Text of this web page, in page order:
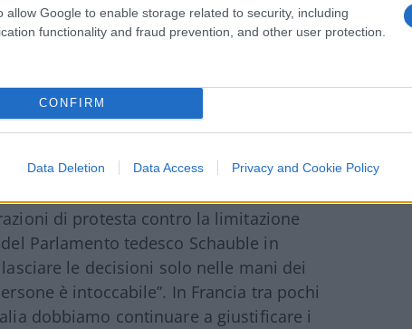
allow Google to enable storage related to security, including
functionality and fraud prevention, and other user protection.
CONFIRM
Data Deletion Data Access Privacy and Cookie Policy
problema di sostanza ma anche di
avvengono
decreti legge annunciati in conferenze
che crea un precedente molto
una prassi.
è ben diversa; in Germania sia a Berlino
di protesta contro la limitazione
Parlamento tedesco Schauble in
le decisioni solo nelle mani dei
è intoccabile”. In Francia tra pochi
dobbiamo continuare a giustificare i